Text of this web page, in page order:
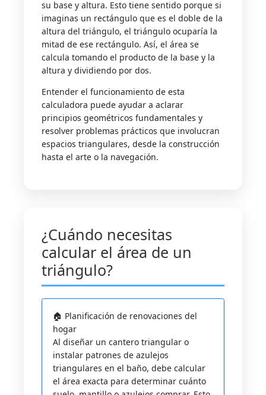
su base y altura. Esto tiene sentido porque si
imaginas un rectángulo que es el doble de la
altura del triángulo, el triángulo ocuparía la
mitad de ese rectángulo. Así, el área se
calcula tomando el producto de la base y la
altura y dividiendo por dos.
Entender el funcionamiento de esta
calculadora puede ayudar a aclarar
principios geométricos fundamentales y
resolver problemas prácticos que involucran
espacios triangulares, desde la construcción
hasta el arte o la navegación.
¿Cuándo necesitas
calcular el área de un
triángulo?
🏠 Planificación de renovaciones del
hogar
Al diseñar un cantero triangular o
instalar patrones de azulejos
triangulares en el baño, debe calcular
el área exacta para determinar cuánto